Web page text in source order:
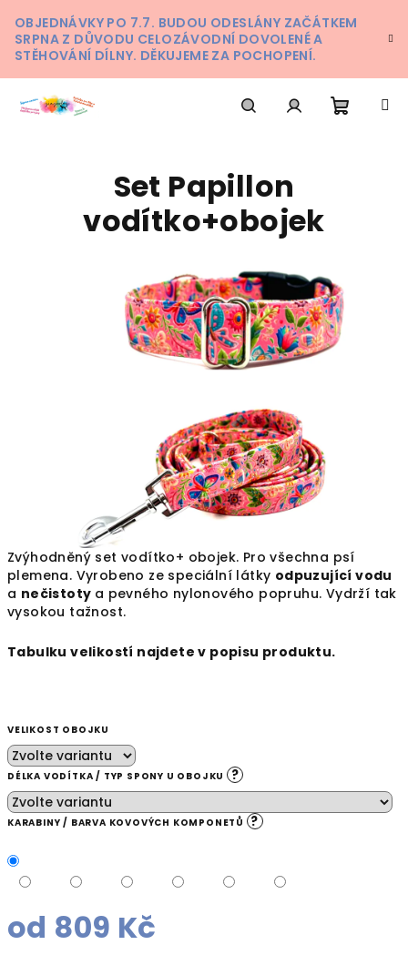
na
obsah
OBJEDNÁVKY PO 7.7. BUDOU ODESLÁNY ZAČÁTKEM
SRPNA Z DŮVODU CELOZÁVODNÍ DOVOLENÉ A
STĚHOVÁNÍ DÍLNY. DĚKUJEME ZA POCHOPENÍ.
Zvýhodněný set vodítko+ obojek. Pro všechna psí
plemena. Vyrobeno ze speciální látky odpuzující vodu
a nečistoty a pevného nylonového popruhu. Vydrží tak
vysokou tažnost.
Tabulku velikostí najdete v popisu produktu.
VELIKOST OBOJKU
DÉLKA VODÍTKA / TYP SPONY U OBOJKU ?
KARABINY / BARVA KOVOVÝCH KOMPONETŮ ?
od 809 Kč
Set Papillon
vodítko+obojek